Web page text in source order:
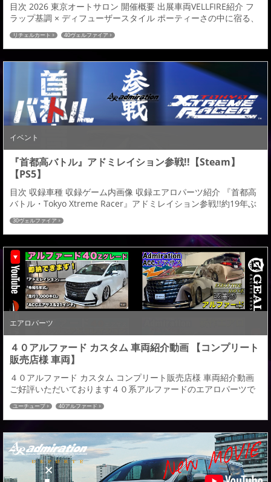
目次 2026 東京オートサロン 開催概要 出展車両VELLFIRE紹介 フ
ラップ基調 × ディフューザースタイル ポーティーさの中に宿る、
ADMIRATIONのアイデンティティー 高級感を引き上げる、リアル
カーボン仕様 いつもADMIRATIONをブログを見ていただき、誠に
ありがとうございます。 本日は、2026年 東京オートサロンの出
展車両の中から 40系ヴェルファイアをベースとしたデモカーを...
リチェルカート 40ヴェルファイア
イベント
『首都高バトル』アドミレイション参戦!!【Steam】
【PS5】
目次 収録車種 収録ゲーム内画像 収録エアロパーツ紹介 『首都高
バトル・Tokyo Xtreme Racer』アドミレイション参戦!!約19年ぶ
りのシリーズ最新作となるレースゲーム『首都高バトル』が
【Steam】版で9月25日フルリリースし、admirationエアロパー
ツが３０ヴェルファイアに収録されました。よりリアル感を求め
たレースゲームであればこそのヴェルファイアのラインアップは
さすが首都高...
30ヴェルファイア
エアロパーツ
４０アルファード カスタム 車両紹介動画 【コンプリート
販売店様 車両】
４０アルファード カスタム コンプリート販売店様 車両紹介動画
ご好評いただいております４０系アルファードのエアロパーツで
すが、当社エアロパーツを装着していただきコンプリートカスタ
ムされてYouTubeにてご紹介していただいている販売店様の動画
紹介になります。当社でもホームページやYouTube、ＳＮＳ等で
４０系アルファードのエアロパーツはご紹介させていただいてお
りますが、又違った魅力をお伝え出来...
ユーチューブ 40アルファード